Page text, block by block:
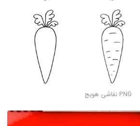
PNG نقاشی هویج